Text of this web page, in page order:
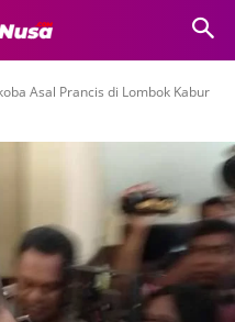
Asal Prancis di Lombok Kabur